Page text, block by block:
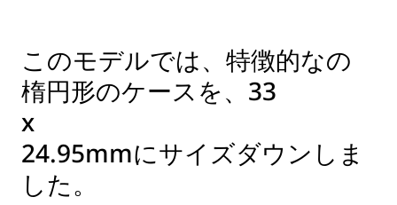
このモデルでは、特徴的なの
楕円形のケースを、33
x
24.95mmにサイズダウンしま
した。